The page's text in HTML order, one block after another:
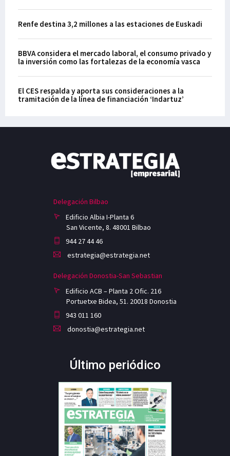
Renfe destina 3,2 millones a las estaciones de Euskadi
BBVA considera el mercado laboral, el consumo privado y
la inversión como las fortalezas de la economía vasca
El CES respalda y aporta sus consideraciones a la
tramitación de la línea de financiación ‘Indartuz’
Delegación Bilbao
Edificio Albia I-Planta 6
San Vicente, 8. 48001 Bilbao
944 27 44 46
estrategia@estrategia.net
Delegación Donostia-San Sebastian
Edificio ACB – Planta 2 Ofic. 216
Portuetxe Bidea, 51. 20018 Donostia
943 011 160
donostia@estrategia.net
Último periódico